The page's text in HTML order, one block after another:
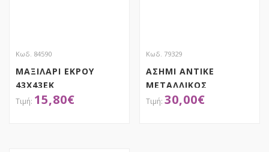
Κωδ. 84590
ΜΑΞΙΛΑΡΙ ΕΚΡΟΥ
43X43EK
15,80€
Κωδ. 79329
ΑΣΗΜΙ ΑΝΤΙΚΕ
ΜΕΤΑΛΛΙΚΟΣ
ΑΜΦΟΡΕΑΣ
30,00€